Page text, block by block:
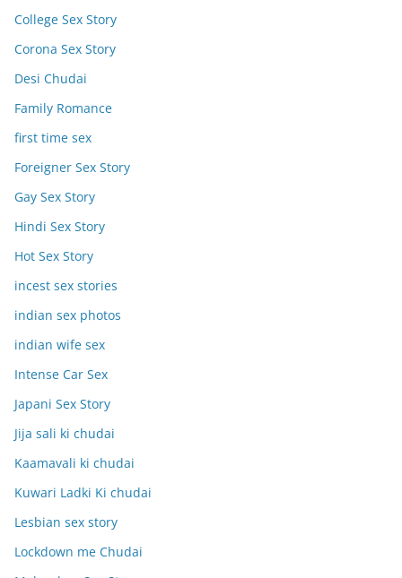
College Sex Story
Corona Sex Story
Desi Chudai
Family Romance
first time sex
Foreigner Sex Story
Gay Sex Story
Hindi Sex Story
Hot Sex Story
incest sex stories
indian sex photos
indian wife sex
Intense Car Sex
Japani Sex Story
Jija sali ki chudai
Kaamavali ki chudai
Kuwari Ladki Ki chudai
Lesbian sex story
Lockdown me Chudai